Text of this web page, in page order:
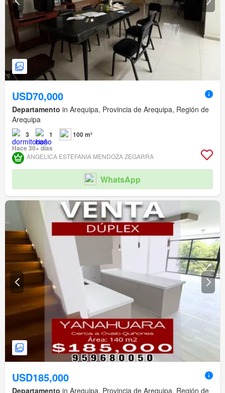
USD70,000
Departamento in Arequipa, Provincia de Arequipa, Región de
Arequipa
3 1
100 m²
Hace 30+ días
ANGELICA ESTEFANIA MENDOZA ZEGARRA
WhatsApp
USD185,000
Departamento in Arequipa, Provincia de Arequipa, Región de